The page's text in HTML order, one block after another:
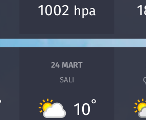
1002 hpa
24 MART
SALI
10°